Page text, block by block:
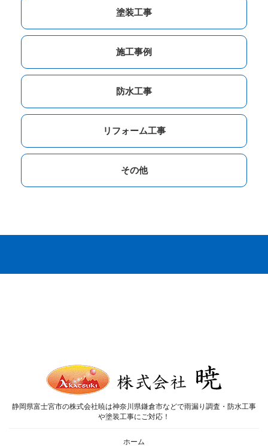
塗装工事
施工事例
防水工事
リフォーム工事
その他
静岡県富士宮市の株式会社暁は神奈川県鎌倉市などで雨漏り調査・防水工事
や塗装工事にご対応！
ホーム